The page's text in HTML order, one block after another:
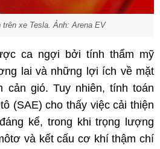
trên xe Tesla. Ảnh: Arena EV
ca ngợi bởi tính thẩm mỹ
lai và những lợi ích về mặt
cản gió. Tuy nhiên, tính toán
(SAE) cho thấy việc cải thiện
kể, trong khi trọng lượng
và kết cấu cơ khí thậm chí